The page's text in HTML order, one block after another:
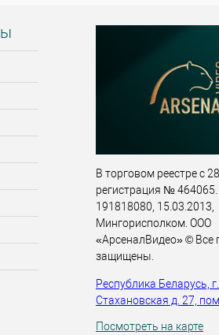
В торговом реестре с
регистрация №
191818080, 15.03.2013,
Мингорисполком. ООО
«АрсеналВидео» © Все
защищены.
Республика Беларусь,
Стахановская д. 27,
Посмотреть на карте